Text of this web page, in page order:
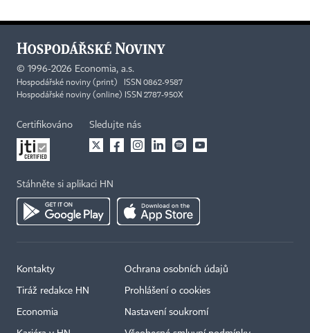
© 1996-2026 Economia, a.s.
Hospodářské noviny (print) ISSN 0862-9587
Hospodářské noviny (online) ISSN 2787-950X
Certifikováno Sledujte nás
Stáhněte si aplikaci HN
Kontakty
Tiráž redakce HN
Economia
Ochrana osobních údajů
Prohlášení o cookies
Nastavení soukromí